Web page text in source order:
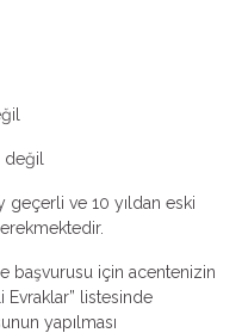
gerekli
değil
geçerli ve 10 yıldan eski
başvurusu için acentenizin
Evraklar” listesinde
yapılması